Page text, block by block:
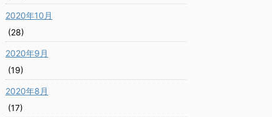
2020年10月
(28)
2020年9月
(19)
2020年8月
(17)